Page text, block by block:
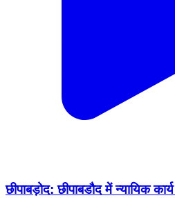
छीपाबड़ोद: छीपाबडौद में न्यायिक